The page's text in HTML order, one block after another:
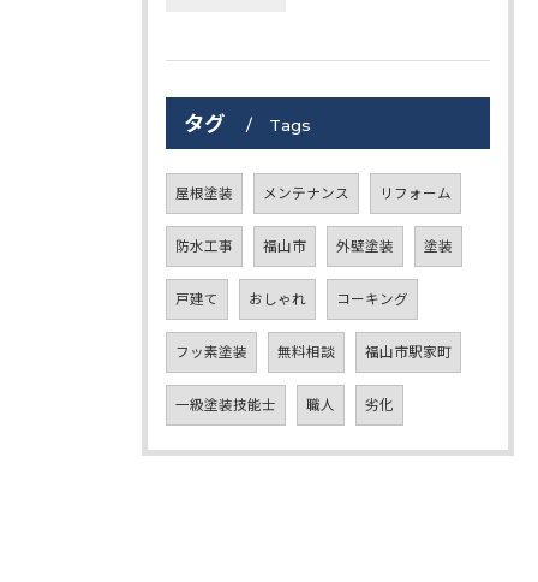
タグ Tags
屋根塗装 メンテナンス リフォーム
防水工事 福山市 外壁塗装 塗装
戸建て おしゃれ コーキング
フッ素塗装 無料相談 福山市駅家町
一級塗装技能士 職人 劣化